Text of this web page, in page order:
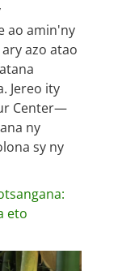
ao amin'ny
azo atao
Jereo ity
Center—
ny
sy ny
eto